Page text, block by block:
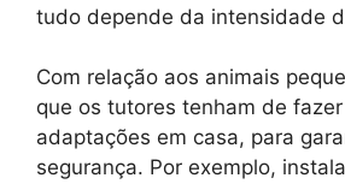
tudo depende da intensidade
Com relação aos animais
que os tutores tenham de
adaptações em casa, para
segurança. Por exemplo,